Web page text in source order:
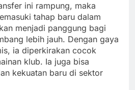
ini rampung, maka
tahap baru dalam
menjadi panggung bagi
lebih jauh. Dengan gaya
ia diperkirakan cocok
klub. Ia juga bisa
kekuatan baru di sektor